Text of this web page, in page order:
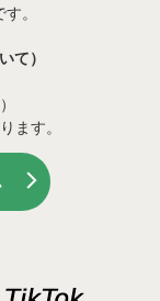
。
て）
ます。